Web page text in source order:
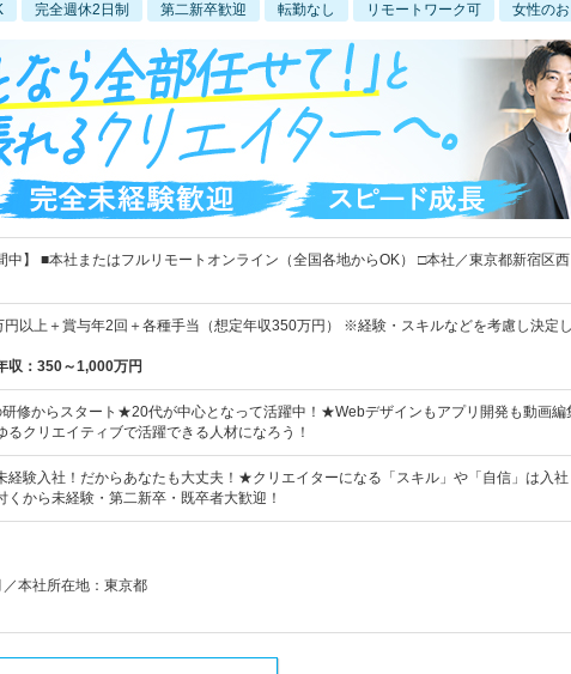
完全週休2日制 第二新卒歓迎 転勤なし リモートワーク可 女性の
中】 ■本社またはフルリモートオンライン（全国各地からOK） □本社／東京都新宿区西
円以上＋賞与年2回＋各種手当（想定年収350万円） ※経験・スキルなどを考慮し決定し
収： 350～1,000万円
修からスタート★20代が中心となって活躍中！★Webデザインもアプリ開発も動画編
るクリエイティブで活躍できる人材になろう！
経験入社！だからあなたも大丈夫！★クリエイターになる「スキル」や「自信」は入社
くから未経験・第二新卒・既卒者大歓迎！
本社所在地：東京都